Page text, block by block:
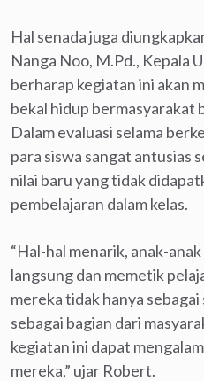
Hal senada juga
Nanga Noo, M.Pd., Kepala
berharap kegiatan ini akan
bekal hidup bermasyarakat
Dalam evaluasi selama
para siswa sangat antusias
nilai baru yang tidak
pembelajaran dalam kelas.
“Hal-hal menarik, anak-
langsung dan memetik
mereka tidak hanya
sebagai bagian dari
kegiatan ini dapat
mereka,” ujar Robert.